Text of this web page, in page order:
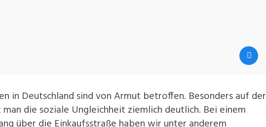
in Deutschland sind von Armut betroffen. Besonders auf der
die soziale Ungleichheit ziemlich deutlich. Bei einem
über die Einkaufsstraße haben wir unter anderem